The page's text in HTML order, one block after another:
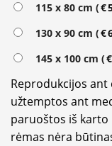
115 x 80 cm (€
130 x 90 cm (€
145 x 100 cm (€
Reprodukcijos
užtemptos ant
paruoštos iš karto
rėmas nėra